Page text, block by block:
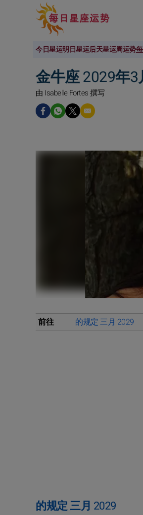
今日星运明日星运后天星运周运势
金牛座 2029年
由 Isabelle Fortes 撰写
前往 的规定 三月 2029
的规定 三月 2029